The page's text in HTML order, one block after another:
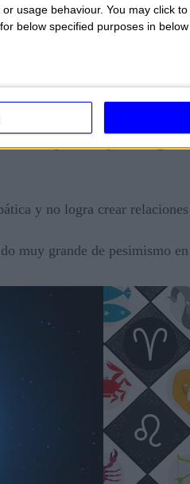
usage behaviour. You may click
below specified purposes in
no legal o bien ganas
problemas en tratar de
a una persona que no logra
y no logra crear
muy grande de pesimismo